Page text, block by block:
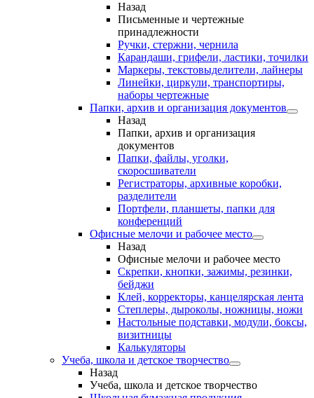
Назад
Письменные и чертежные
принадлежности
Ручки, стержни, чернила
Карандаши, грифели, ластики, точилки
Маркеры, текстовыделители, лайнеры
Линейки, циркули, транспортиры,
наборы чертежные
Папки, архив и организация документов
Назад
Папки, архив и организация
документов
Папки, файлы, уголки,
скоросшиватели
Регистраторы, архивные коробки,
разделители
Портфели, планшеты, папки для
конференций
Офисные мелочи и рабочее место
Назад
Офисные мелочи и рабочее место
Скрепки, кнопки, зажимы, резинки,
бейджи
Клей, корректоры, канцелярская лента
Степлеры, дыроколы, ножницы, ножи
Настольные подставки, модули, боксы,
визитницы
Калькуляторы
Учеба, школа и детское творчество
Назад
Учеба, школа и детское творчество